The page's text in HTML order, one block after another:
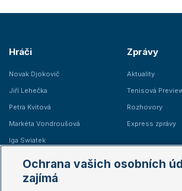
Hráči
Novak Djokovič
Jiří Lehečka
Petra Kvitová
Markéta Vondroušová
Iga Swiatek
Zprávy
Aktuality
Tenisová
Rozhovory
Express zprávy
Žebříčky
Ochrana vašich osobních
zajímá